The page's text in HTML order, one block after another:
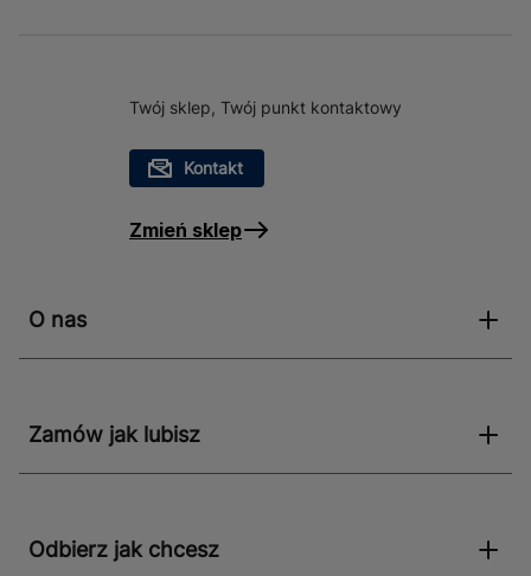
Twój sklep, Twój punkt kontaktowy
Kontakt
Zmień sklep
O nas
Zamów jak lubisz
Odbierz jak chcesz